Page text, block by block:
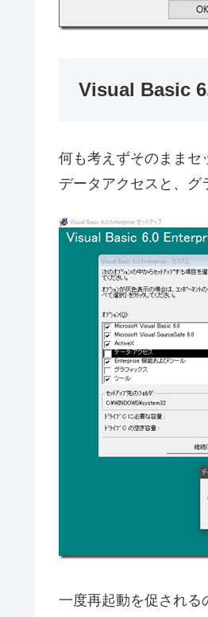
Visual Basic
何も考えずそのままセ
データアクセスと、グ
一度再起動を促される